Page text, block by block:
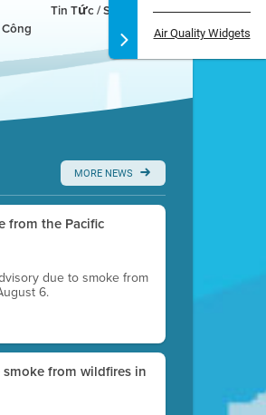
Air Quality Widgets
Tin Tức / Sự Kiện / Lịch
MORE NEWS
from the Pacific
due to smoke from
6.
from wildfires in